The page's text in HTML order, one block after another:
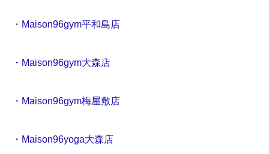
・ Maison96gym平和島店
・Maison96gym大森店
・Maison96gym梅屋敷店
・Maison96yoga大森店